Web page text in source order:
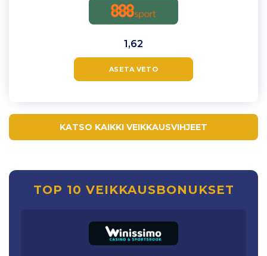
1,62
ASETA VETO
KATSO KAIKKI VEIKKAUSVIHJEET
TOP 10 VEIKKAUSBONUKSET